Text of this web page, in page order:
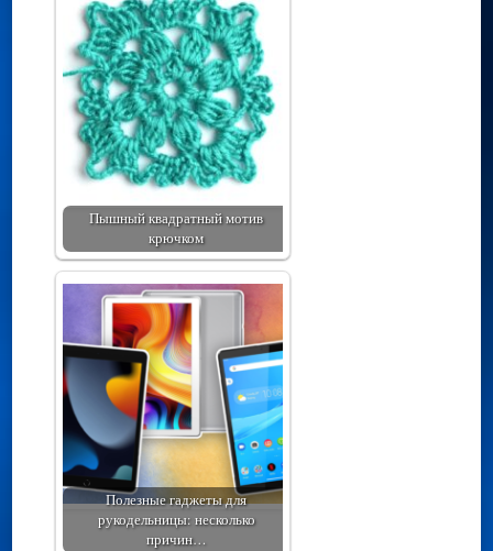
Пышный квадратный мотив
крючком
Полезные гаджеты для
рукодельницы: несколько
причин…